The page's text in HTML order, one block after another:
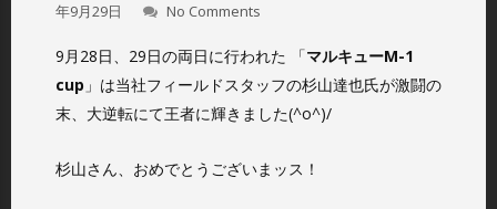
年9月29日
No Comments
9月28日、29日の両日に行われた 「マルキューM-1
cup 」は当社フィールドスタッフの杉山達也氏が激闘の
末、大逆転にて王者に輝きました(^o^)/
杉山さん、おめでとうございまッス！